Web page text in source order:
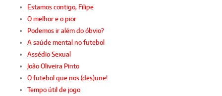
Estamos contigo, Filipe
O melhor e o pior
Podemos ir além do óbvio?
A saúde mental no futebol
Assédio Sexual
João Oliveira Pinto
O futebol que nos (des)une!
Tempo útil de jogo